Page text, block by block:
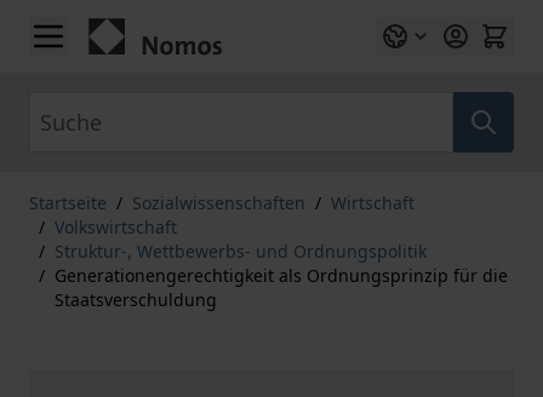
Zum Inhalt springen
Startseite / Sozialwissenschaften / Wirtschaft
/ Volkswirtschaft
/ Struktur-, Wettbewerbs- und Ordnungspolitik
/ Generationengerechtigkeit als Ordnungsprinzip für die
Staatsverschuldung